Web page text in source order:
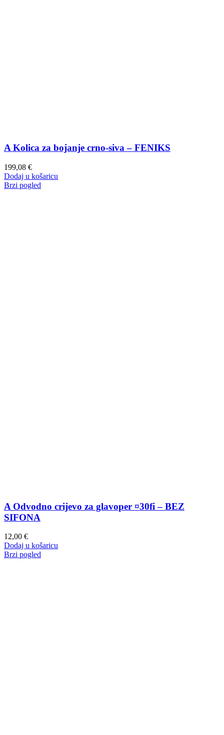
A Kolica za bojanje crno-siva – FENIKS
199,08 €
Dodaj u košaricu
Brzi pogled
A Odvodno crijevo za glavoper ¤30fi – BEZ
SIFONA
12,00 €
Dodaj u košaricu
Brzi pogled